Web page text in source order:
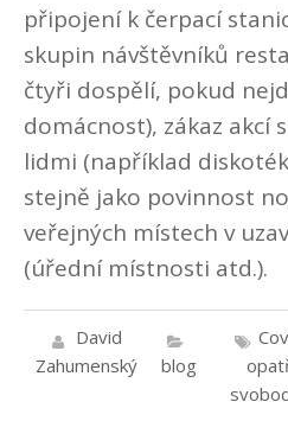
připojení k čerpací
skupin návštěvníků
čtyři dospělí, pokud
domácnost), zákaz akcí
lidmi (například
stejně jako povinnost
veřejných místech v
(úřední místnosti atd.).
David
Zahumenský
blog